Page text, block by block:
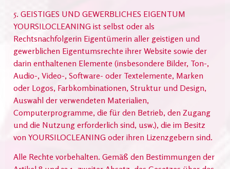
5. GEISTIGES UND GEWERBLICHES EIGENTUM
YOURSILOCLEANING ist selbst oder als
Rechtsnachfolgerin Eigentümerin aller geistigen und
gewerblichen Eigentumsrechte ihrer Website sowie der
darin enthaltenen Elemente (insbesondere Bilder, Ton-,
Audio-, Video-, Software- oder Textelemente, Marken
oder Logos, Farbkombinationen, Struktur und Design,
Auswahl der verwendeten Materialien,
Computerprogramme, die für den Betrieb, den Zugang
und die Nutzung erforderlich sind, usw.), die im Besitz
von YOURSILOCLEANING oder ihren Lizenzgebern sind.
Alle Rechte vorbehalten. Gemäß den Bestimmungen der